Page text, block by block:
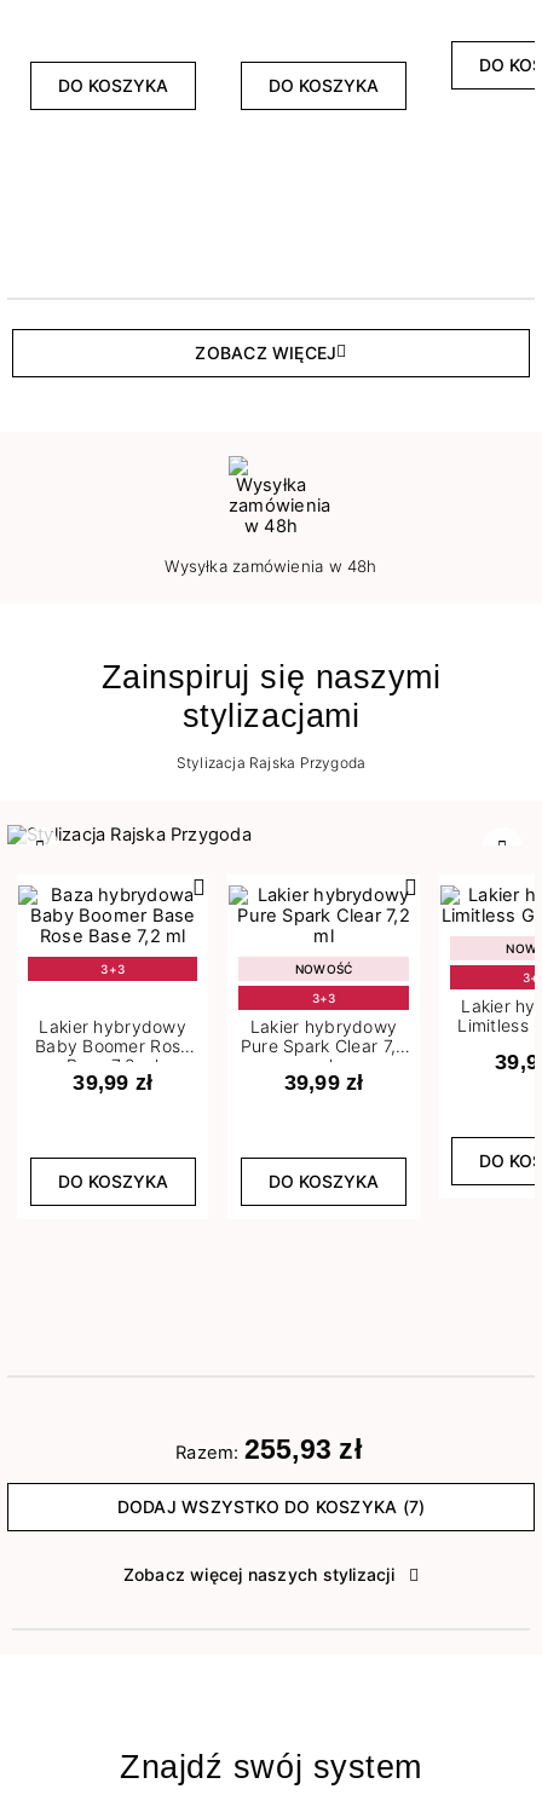
DO KOSZYKA DO KOSZYKA
DO
ZOBACZ WIĘCEJ
Wysyłka zamówienia w 48h
Zainspiruj się naszymi
stylizacjami
Stylizacja Rajska Przygoda
3+3
Lakier hybrydowy
Baby Boomer Rose
Base 7,2 ml
39,99 zł
DO KOSZYKA
NOWOŚĆ
3+3
Lakier hybrydowy
Pure Spark Clear 7,2
ml
39,99 zł
DO KOSZYKA
Lakier
Limitless
DO
Razem: 255,93 zł
DODAJ WSZYSTKO DO KOSZYKA (7)
Zobacz więcej naszych stylizacji
Znajdź swój system